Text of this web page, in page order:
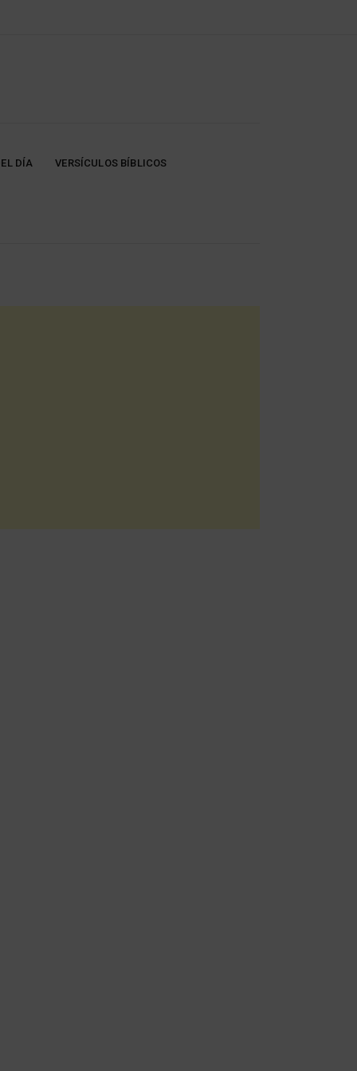
DÍA VERSÍCULOS BÍBLICOS